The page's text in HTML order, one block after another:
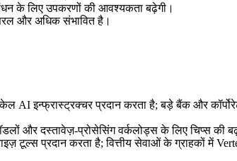
के लिए उपकरणों की आवश्यकता बढ़ेगी।
और अधिक संभावित है।
इन्फ्रास्ट्रक्चर प्रदान करता है; बड़े बैंक और
और दस्तावेज़-प्रोसेसिंग वर्कलोड्स के लिए चिप्स की
टूल्स प्रदान करता है; वित्तीय सेवाओं के ग्राहकों में